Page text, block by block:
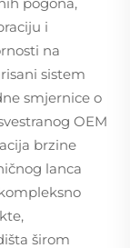
i
na
sistem
smjernice o
OEM
brzine
lanca
širom